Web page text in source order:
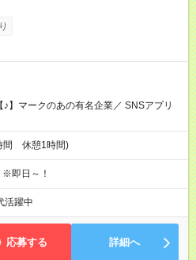
】マークのあの有名企業／ SNSアプリ
間 休憩1時間)
即日～！
活躍中
応募する 詳細へ